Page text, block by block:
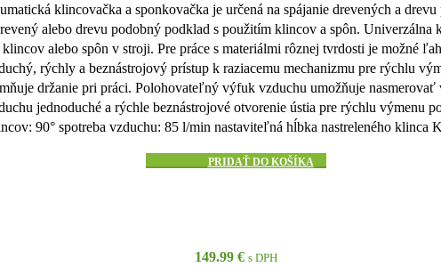
klincovačka a sponkovačka je určená na spájanie drevených a
alebo drevu podobný podklad s použitím klincov a spôn.
alebo spôn v stroji. Pre práce s materiálmi rôznej tvrdosti je možné
rýchly a beznástrojový prístup k raziacemu mechanizmu pre rýchlu
držanie pri práci. Polohovateľný výfuk vzduchu umožňuje
jednoduché a rýchle beznástrojové otvorenie ústia pre rýchlu výmenu
90° spotreba vzduchu: 85 l/min nastaviteľná hĺbka nastreleného klinca
PRIDAŤ DO KOŠÍKA
149.99 € s DPH